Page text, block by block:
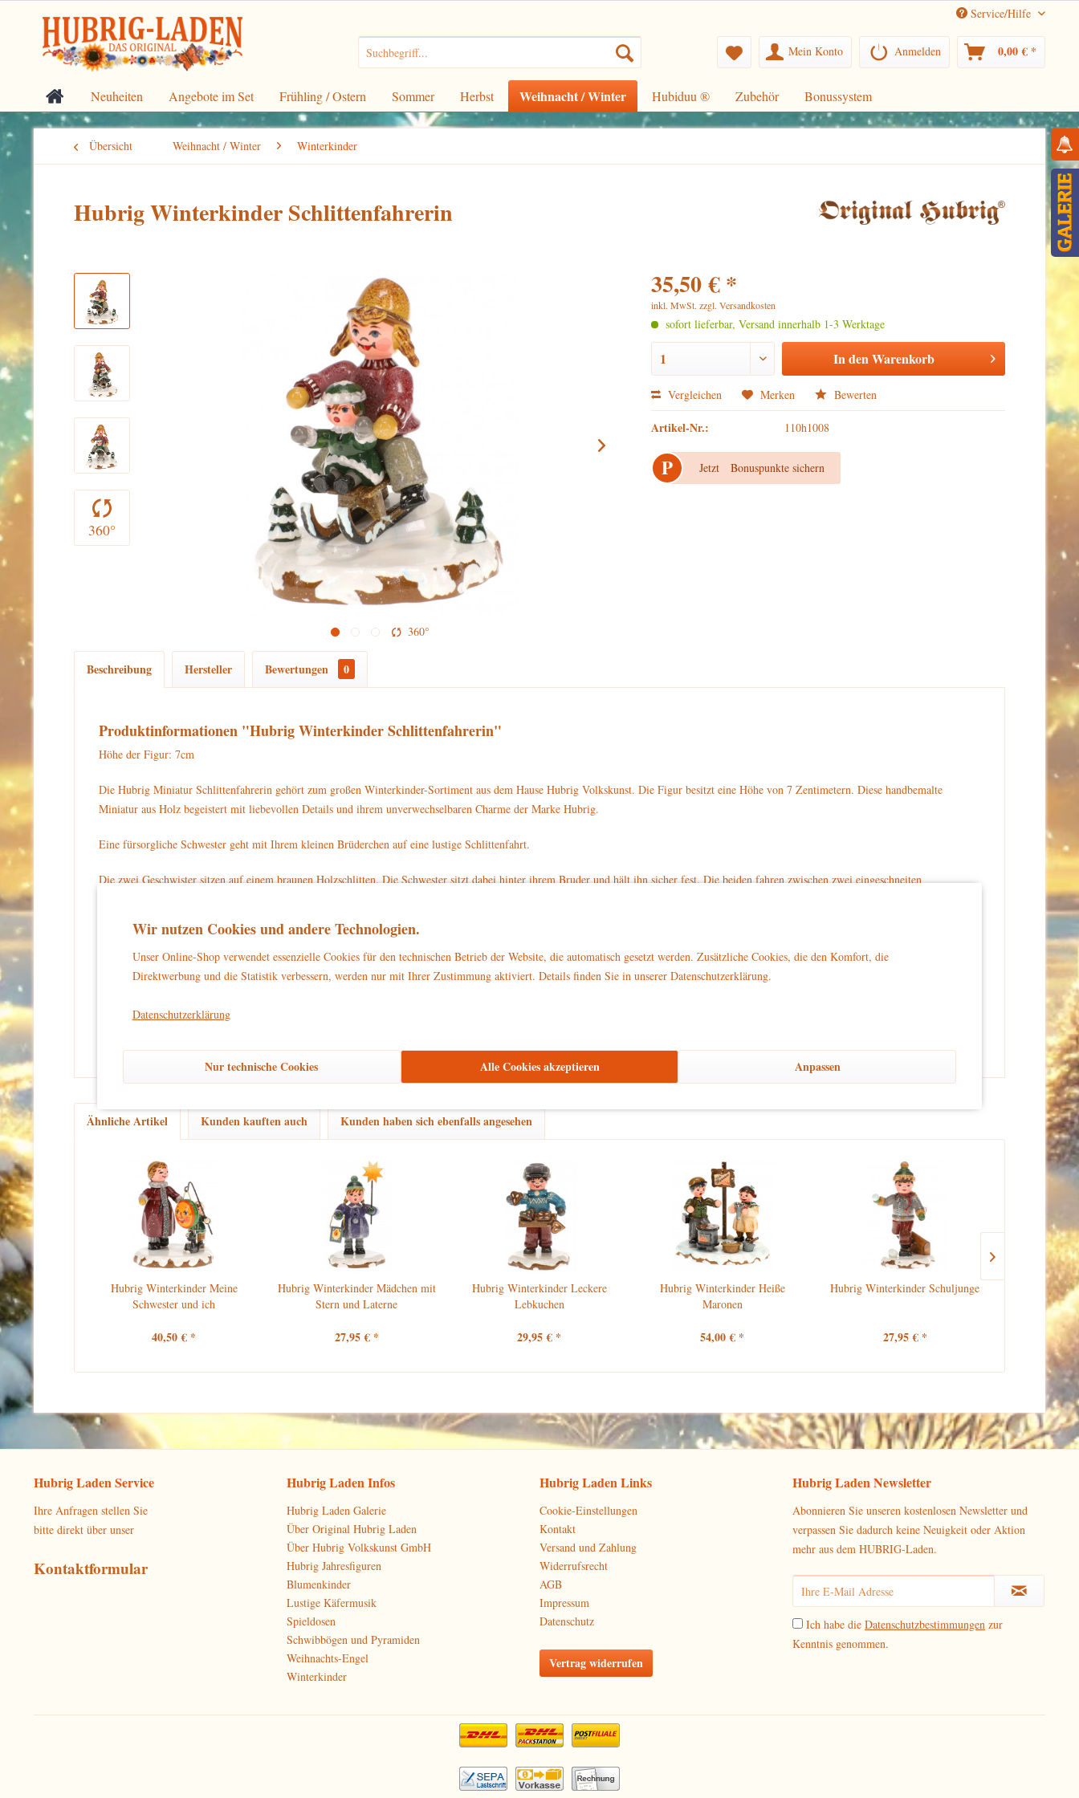
Service/Hilfe
Mein Konto Anmelden 0,00 € *
Neuheiten Angebote im Set Frühling / Ostern Sommer Herbst Weihnacht / Winter Hubiduu ® Zubehör Bonussystem
Übersicht Weihnacht / Winter Winterkinder
Hubrig Winterkinder Schlittenfahrerin
360°
360°
35,50 € *
inkl. MwSt.zzgl. Versandkosten
sofort lieferbar, Versand innerhalb 1-3 Werktage
In denWarenkorb
Vergleichen Merken Bewerten
Artikel-Nr.: 110h1008
P Jetzt Bonuspunkte sichern
Beschreibung Hersteller Bewertungen 0
Produktinformationen "Hubrig Winterkinder Schlittenfahrerin"
Höhe der Figur: 7cm
Die Hubrig Miniatur Schlittenfahrerin gehört zum großen Winterkinder-Sortiment aus dem Hause Hubrig Volkskunst. Die Figur besitzt eine Höhe von 7 Zentimetern. Diese handbemalte
Miniatur aus Holz begeistert mit liebevollen Details und ihrem unverwechselbaren Charme der Marke Hubrig.
Eine fürsorgliche Schwester geht mit Ihrem kleinen Brüderchen auf eine lustige Schlittenfahrt.
Die zwei Geschwister sitzen auf einem braunen Holzschlitten. Die Schwester sitzt dabei hinter ihrem Bruder und hält ihn sicher fest. Die beiden fahren zwischen zwei eingeschneiten
Für Ihre Sammlung können Sie die Hubrig Miniatur Schlittenfahrerin mit der Artikelnummer 110h1008 direkt auf www.hubrig-laden.de bestellen.
Dieses Produkt ist kein Spielzeug
Ähnliche Artikel Kunden kauften auch Kunden haben sich ebenfalls angesehen
Hubrig Winterkinder Meine
Schwester und ich
40,50 € *
Hubrig Winterkinder Mädchen mit
Stern und Laterne
27,95 € *
Hubrig Winterkinder Leckere
Lebkuchen
29,95 € *
Hubrig Winterkinder Heiße
Maronen
54,00 € *
Hubrig Winterkinder Schuljunge
27,95 € *
Hubrig Laden Service
Ihre Anfragen stellen Sie
bitte direkt über unser
Kontaktformular
Hubrig Laden Infos
Hubrig Laden Galerie
Über Original Hubrig Laden
Über Hubrig Volkskunst GmbH
Hubrig Jahresfiguren
Blumenkinder
Lustige Käfermusik
Spieldosen
Schwibbögen und Pyramiden
Weihnachts-Engel
Winterkinder
Hubrig Laden Links
Cookie-Einstellungen
Kontakt
Versand und Zahlung
Widerrufsrecht
AGB
Impressum
Datenschutz
Vertrag widerrufen
Hubrig Laden Newsletter
Abonnieren Sie unseren kostenlosen Newsletter und
verpassen Sie dadurch keine Neuigkeit oder Aktion
mehr aus dem HUBRIG-Laden.
Ich habe die Datenschutzbestimmungen zur
Kenntnis genommen.
Wir nutzen Cookies und andere Technologien.
Unser Online-Shop verwendet essenzielle Cookies für den technischen Betrieb der Website, die automatisch gesetzt werden. Zusätzliche Cookies, die den Komfort, die
Direktwerbung und die Statistik verbessern, werden nur mit Ihrer Zustimmung aktiviert. Details finden Sie in unserer Datenschutzerklärung.
Datenschutzerklärung
Nur technische Cookies Alle Cookies akzeptieren Anpassen